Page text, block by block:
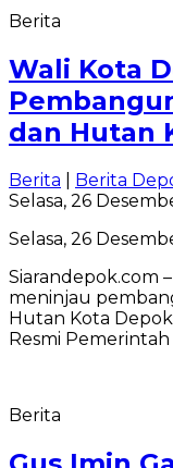
Berita
Wali Kota
dan Hutan
Berita Berita
Selasa, 26
Selasa, 26
Siarandepok.com
meninjau
Hutan Kota
Resmi
Berita